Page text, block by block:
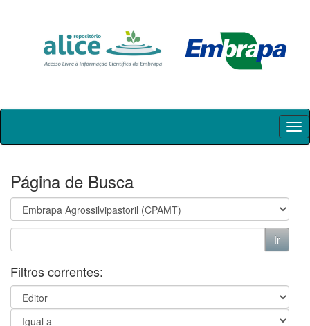
Skip
Página de Busca
Filtros correntes: